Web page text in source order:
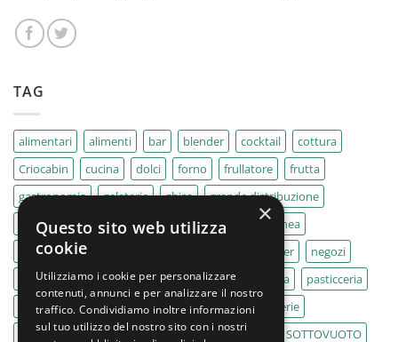
TAG
alimentari alimenti bar blender cocktail
cottura
Criocabin
cucina dolci forno frullatore
frutta
gastronomia
gelaterie ghisa
grande distribuzione
IMPASTATRICE
impastatrici kebab
La Felsinea
MACELLERIA
mixer
negozi
Outlet
pane panifici panificio paninoteca
pasticceria
pasticcerie
pescherie pizza pizzeria
pizzerie
PLANETARIA
pub ristoranti ristorazione SOTTOVUOTO
×
Questo sito web utilizza
cookie
Utilizziamo i cookie per personalizzare
contenuti, annunci e per analizzare il nostro
traffico. Condividiamo inoltre informazioni
sul tuo utilizzo del nostro sito con i nostri